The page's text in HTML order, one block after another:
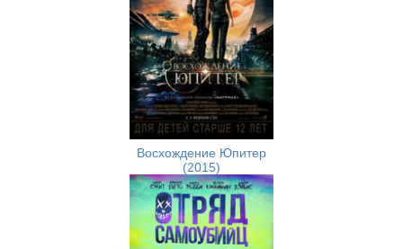
Восхождение Юпитер
(2015)